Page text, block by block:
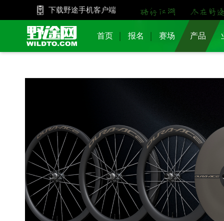
下载野途手机客户端
首页 报名 赛场 产品